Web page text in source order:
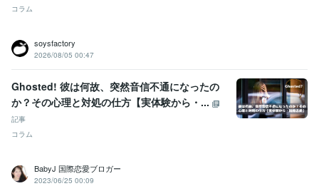
Wix:10年
Oracle NetSuite:6年
悩み相談・カウンセリング
■仕事、人間関係、恋愛などの悩み相談■
タロット・オラクルカード占い
タロット オラクル クリスタルカード ルノルマン
カウンセリング
コーチング
問題解決法
学習指導・資格・キャリア相談
時間の棚卸
ジャーナリング
コラム
soysfactory
2026/08/05 00:47
Ghosted! 彼は何故、突然音信不通になったの
か？その心理と対処の仕方【実体験から・...
記事
コラム
BabyJ 国際恋愛ブロガー
2023/06/25 00:09